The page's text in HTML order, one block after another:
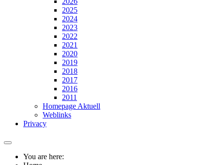
2025
2024
2023
2022
2021
2020
2019
2018
2017
2016
2011
Homepage Aktuell
Weblinks
Privacy
You are here: